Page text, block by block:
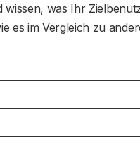
wissen, was Ihr
es im Vergleich zu